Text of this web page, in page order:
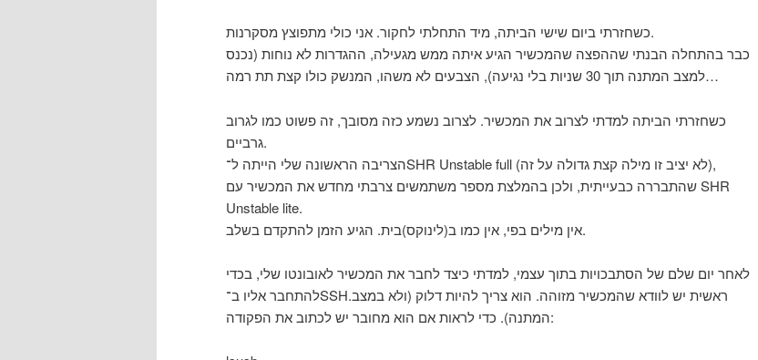
כשחזרתי ביום שישי הביתה, מיד התחלתי לחקור. אני כולי מתפוצץ מסקרנות.
כבר בהתחלה הבנתי שההפצה שהמכשיר הגיע איתה ממש מגעילה, ההגדרות לא נוחות (נכנס
למצב המתנה תוך 30 שניות בלי נגיעה), הצבעים לא משהו, המנשק כולו קצת תת רמה…
כשחזרתי הביתה למדתי לצרוב את המכשיר. לצרוב נשמע כזה מסובך, זה פשוט כמו לגרוב
גרביים.
הצריבה הראשונה שלי הייתה ל־SHR Unstable full (לא יציב זו מילה קצת גדולה על זה),
שהתבררה כבעייתית, ולכן בהמלצת מספר משתמשים צרבתי מחדש את המכשיר עם SHR
Unstable lite.
אין מילים בפי, אין כמו ב(לינוקס)בית. הגיע הזמן להתקדם בשלב.
לאחר יום שלם של הסתבכויות בתוך עצמי, למדתי כיצד לחבר את המכשיר לאובונטו שלי, בכדי
להתחבר אליו ב־SSH.ראשית יש לוודא שהמכשיר מזוהה. הוא צריך להיות דלוק (ולא במצב
המתנה). כדי לראות אם הוא מחובר יש לכתוב את הפקודה: